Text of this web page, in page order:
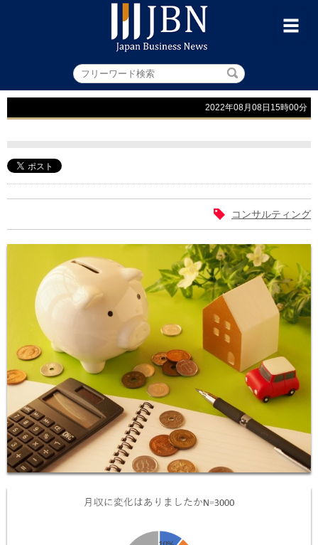
2022年08月08日15時00分
コンサルティング